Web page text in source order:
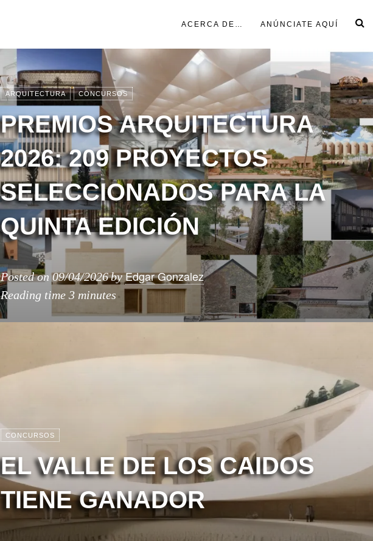
ACERCA DE… ANÚNCIATE AQUÍ
ARQUITECTURA CONCURSOS
PREMIOS ARQUITECTURA
2026: 209 PROYECTOS
SELECCIONADOS PARA LA
QUINTA EDICIÓN
Posted on09/04/2026byEdgar Gonzalez
Reading time 3 minutes
CONCURSOS
EL VALLE DE LOS CAIDOS
TIENE GANADOR